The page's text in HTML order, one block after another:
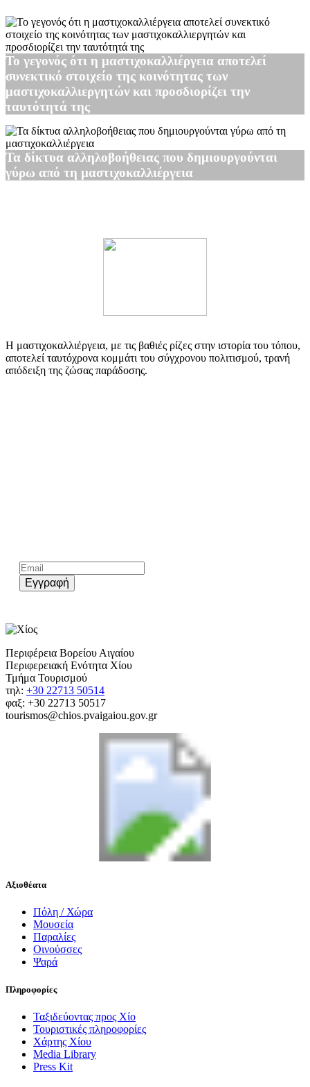
Το γεγονός ότι η μαστιχοκαλλιέργεια αποτελεί
συνεκτικό στοιχείο της κοινότητας των
μαστιχοκαλλιεργητών και προσδιορίζει την
ταυτότητά της
Τα δίκτυα αλληλοβοήθειας που δημιουργούνται
γύρω από τη μαστιχοκαλλιέργεια
Η μαστιχοκαλλιέργεια, με τις βαθιές ρίζες στην ιστορία του τόπου,
αποτελεί ταυτόχρονα κομμάτι του σύγχρονου πολιτισμού, τρανή
απόδειξη της ζώσας παράδοσης.
Εγγραφή
Περιφέρεια Βορείου Αιγαίου
Περιφερειακή Ενότητα Χίου
Τμήμα Τουρισμού
τηλ: +30 22713 50514
φαξ: +30 22713 50517
tourismos@chios.pvaigaiou.gov.gr
Αξιοθέατα
Πόλη / Χώρα
Μουσεία
Παραλίες
Οινούσσες
Ψαρά
Πληροφορίες
Ταξιδεύοντας προς Χίο
Τουριστικές πληροφορίες
Χάρτης Χίου
Media Library
Press Kit